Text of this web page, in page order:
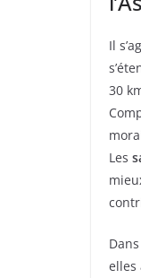
Il
30
Les
elles